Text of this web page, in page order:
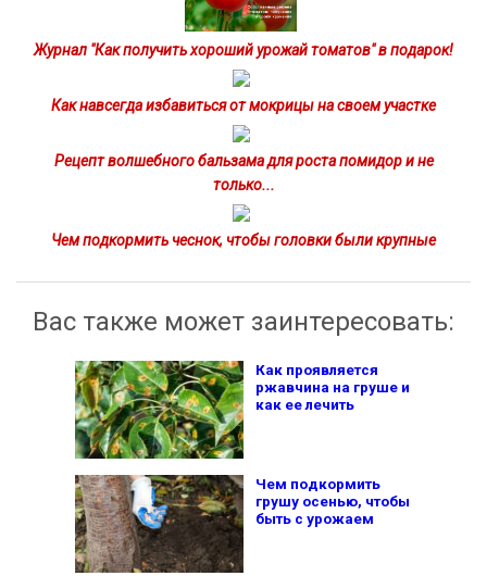
Журнал "Как получить хороший урожай томатов" в подарок!
Как навсегда избавиться от мокрицы на своем участке
Рецепт волшебного бальзама для роста помидор и не
только...
Чем подкормить чеснок, чтобы головки были крупные
Вас также может заинтересовать:
Как проявляется
ржавчина на груше и
как ее лечить
Чем подкормить
грушу осенью, чтобы
быть с урожаем